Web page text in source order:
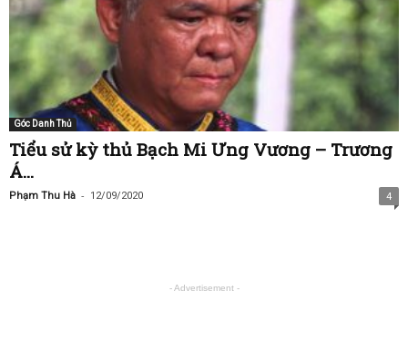
Góc Danh Thủ
Tiểu sử kỳ thủ Bạch Mi Ưng Vương – Trương
Á...
Phạm Thu Hà - 12/09/2020 4
- Advertisement -